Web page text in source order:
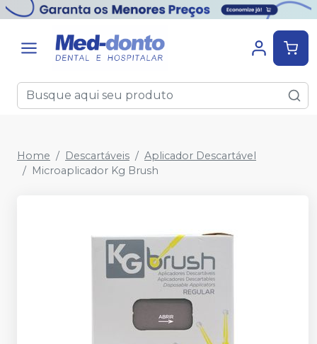
Home Descartáveis
Aplicador Descartável
Microaplicador Kg Brush